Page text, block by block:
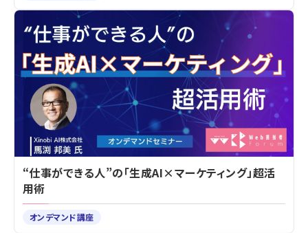
“仕事ができる人”の「生成AI×マーケティング」超活
用術
オンデマンド講座